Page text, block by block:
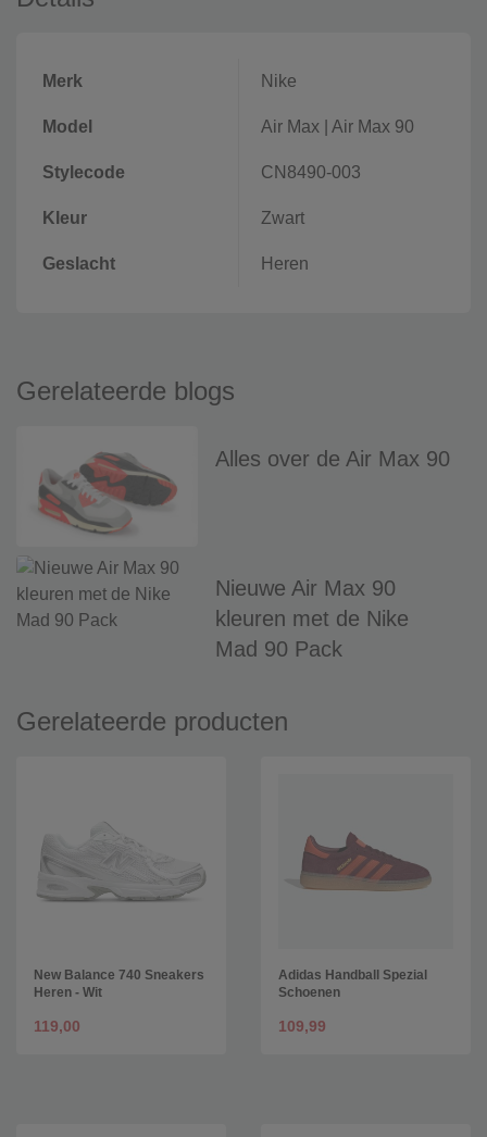
Merk Nike
Model Air Max |Air Max 90
Stylecode CN8490-003
Kleur Zwart
Geslacht Heren
Gerelateerde blogs
Alles over de Air Max 90
Nieuwe Air Max 90
kleuren met de Nike
Mad 90 Pack
Gerelateerde producten
New Balance 740 Sneakers
Heren - Wit
119,00
Adidas Handball Spezial
Schoenen
109,99